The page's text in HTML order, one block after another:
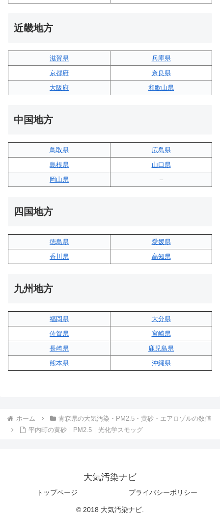
近畿地方
滋賀県
兵庫県
京都府
奈良県
大阪府
和歌山県
中国地方
鳥取県
広島県
島根県
山口県
岡山県
–
四国地方
徳島県
愛媛県
香川県
高知県
九州地方
福岡県
大分県
佐賀県
宮崎県
長崎県
鹿児島県
熊本県
沖縄県
ホーム
青森県の大気汚染・PM2.5・黄砂・エアロゾルの数値
平内町の黄砂｜PM2.5｜光化学スモッグ
大気汚染ナビ
トップページ プライバシーポリシー
© 2018 大気汚染ナビ.